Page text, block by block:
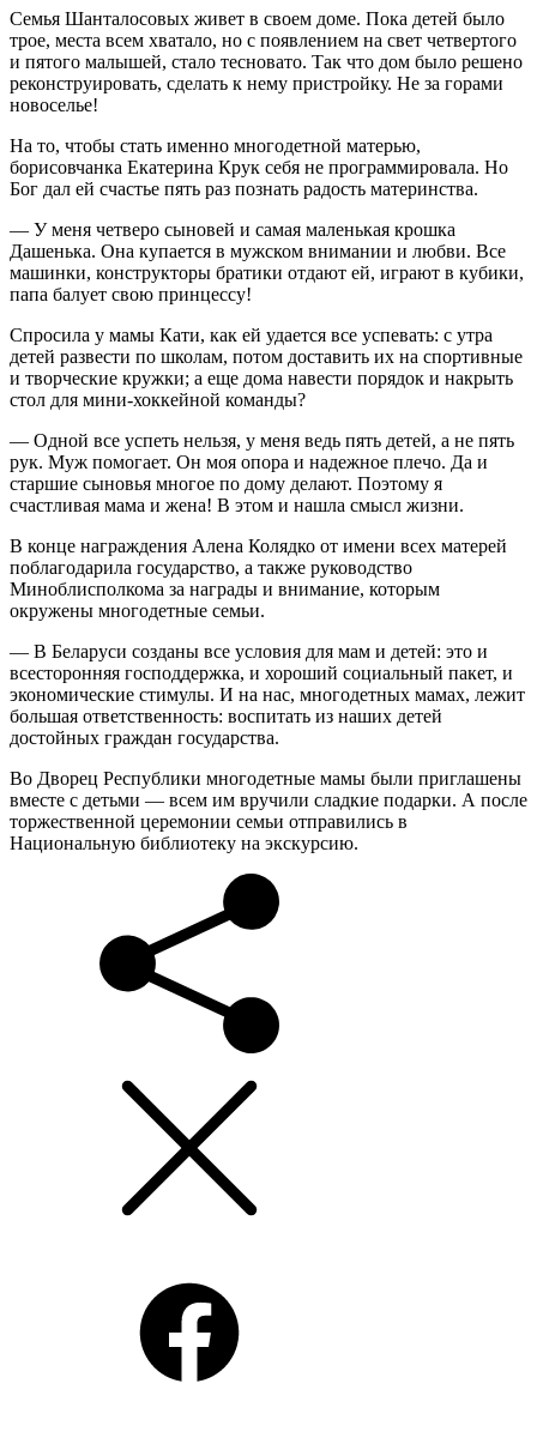
Семья Шанталосовых живет в своем доме. Пока детей было
трое, места всем хватало, но с появлением на свет четвертого
и пятого малышей, стало тесновато. Так что дом было решено
реконструировать, сделать к нему пристройку. Не за горами
новоселье!
На то, чтобы стать именно многодетной матерью,
борисовчанка Екатерина Крук себя не программировала. Но
Бог дал ей счастье пять раз познать радость материнства.
— У меня четверо сыновей и самая маленькая крошка
Дашенька. Она купается в мужском внимании и любви. Все
машинки, конструкторы братики отдают ей, играют в кубики,
папа балует свою принцессу!
Спросила у мамы Кати, как ей удается все успевать: с утра
детей развести по школам, потом доставить их на спортивные
и творческие кружки; а еще дома навести порядок и накрыть
стол для мини-хоккейной команды?
— Одной все успеть нельзя, у меня ведь пять детей, а не пять
рук. Муж помогает. Он моя опора и надежное плечо. Да и
старшие сыновья многое по дому делают. Поэтому я
счастливая мама и жена! В этом и нашла смысл жизни.
В конце награждения Алена Колядко от имени всех матерей
поблагодарила государство, а также руководство
Миноблисполкома за награды и внимание, которым
окружены многодетные семьи.
— В Беларуси созданы все условия для мам и детей: это и
всесторонняя господдержка, и хороший социальный пакет, и
экономические стимулы. И на нас, многодетных мамах, лежит
большая ответственность: воспитать из наших детей
достойных граждан государства.
Во Дворец Республики многодетные мамы были приглашены
вместе с детьми — всем им вручили сладкие подарки. А после
торжественной церемонии семьи отправились в
Национальную библиотеку на экскурсию.